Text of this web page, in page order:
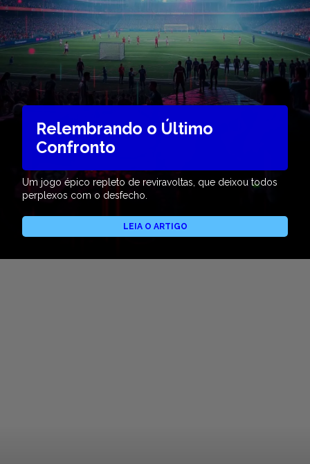
Relembrando o Último
Confronto
Um jogo épico repleto de reviravoltas, que deixou todos
perplexos com o desfecho.
LEIA O ARTIGO